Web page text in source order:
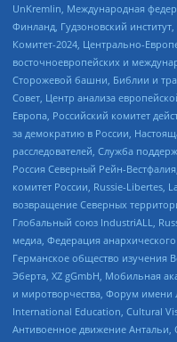
UnKremlin, Международная
Финланд, Гудзоновский
Комитет-2024, Центрально-
восточноевропейских и
Сторожевой башни, Библии и
Совет, Центр анализа
Европа, Российский комитет
за демократию в России,
расследователей, Служба
Россия Северный Рейн-
комитет России, Russie-Libertes,
возвращение Северных
Глобальный союз IndustriALL,
медиа, Федерация
Германское общество
Эберта, XZ gGmbH, Мобильная
и миротворчества, Форум имени
International Education, Cultural
Антивоенное движение